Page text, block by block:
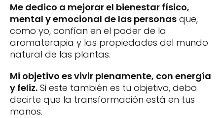
Me dedico a mejorar el bienestar físico,
mental y emocional de las personas que,
como yo, confían en el poder de la
aromaterapia y las propiedades del mundo
natural de las plantas.
Mi objetivo es vivir plenamente, con energía
y feliz. Si este también es tu objetivo, debo
decirte que la transformación está en tus
manos.